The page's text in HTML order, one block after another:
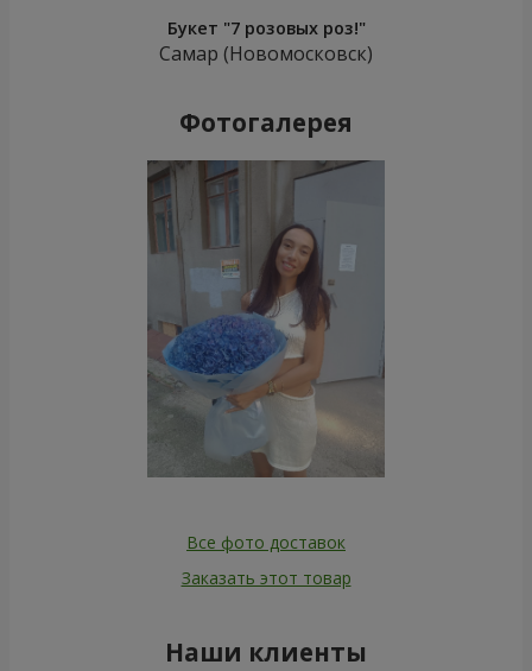
Букет "7 розовых роз!"
Самар (Новомосковск)
Фотогалерея
Все фото доставок
Заказать этот товар
Наши клиенты